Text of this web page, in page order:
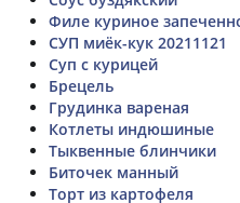
Филе куриное
СУП миёк-кук 20211121
Суп с курицей
Брецель
Грудинка вареная
Котлеты индюшиные
Тыквенные блинчики
Биточек манный
Торт из картофеля